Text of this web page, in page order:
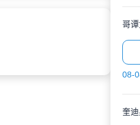
哥
08-
奎